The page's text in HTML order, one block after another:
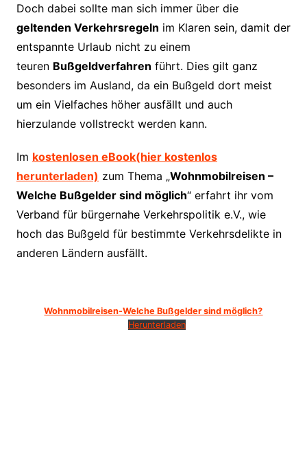
Doch dabei sollte man sich immer über die
geltenden Verkehrsregeln im Klaren sein, damit der
entspannte Urlaub nicht zu einem
teuren Bußgeldverfahren führt. Dies gilt ganz
besonders im Ausland, da ein Bußgeld dort meist
um ein Vielfaches höher ausfällt und auch
hierzulande vollstreckt werden kann.
Im kostenlosen eBook(hier kostenlos
herunterladen) zum Thema „Wohnmobilreisen –
Welche Bußgelder sind möglich“ erfahrt ihr vom
Verband für bürgernahe Verkehrspolitik e.V., wie
hoch das Bußgeld für bestimmte Verkehrsdelikte in
anderen Ländern ausfällt.
Wohnmobilreisen-Welche Bußgelder sind möglich?
Herunterladen